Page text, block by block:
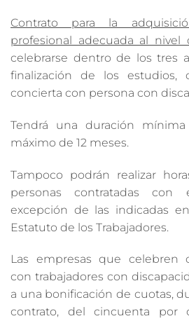
Contrato para la
profesional adecuada al nivel
celebrarse dentro de los tres
finalización de los
concierta con persona con
Tendrá una duración
máximo de 12 meses.
Tampoco podrán realizar
personas contratadas con
excepción de las indicadas
Estatuto de los Trabajadores.
Las empresas que celebren
con trabajadores con
a una bonificación de cuotas,
contrato, del cincuenta por